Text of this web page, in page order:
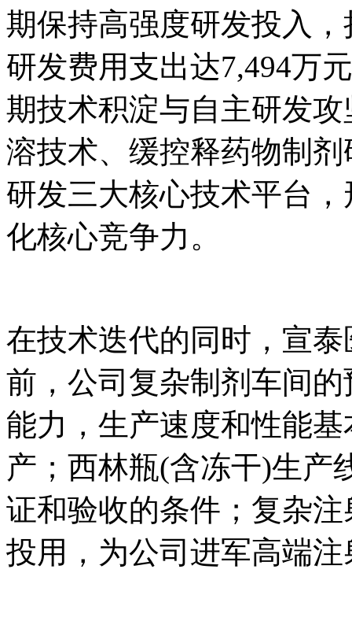
期保持高强度研发投入
研发费用支出达7,494万
期技术积淀与自主研发
溶技术、缓控释药物制
研发三大核心技术平台
化核心竞争力。
在技术迭代的同时，宣
前，公司复杂制剂车间
能力，生产速度和性能
产；西林瓶(含冻干)生产
证和验收的条件；复杂
投用，为公司进军高端